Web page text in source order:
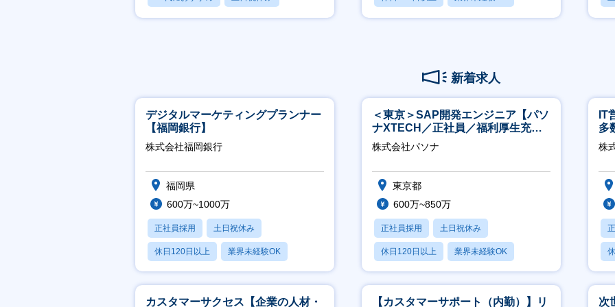
休日120日以上 産休・育休あり
新着求人
デジタルマーケティングプランナー
【福岡銀行】
株式会社福岡銀行
福岡県
600万~1000万
正社員採用 土日祝休み
休日120日以上 業界未経験OK
産休・育休あり
＜東京＞SAP開発エンジニア【パソ
ナXTECH／正社員／福利厚生充実
◎】
株式会社パソナ
東京都
600万~850万
正社員採用 土日祝休み
休日120日以上 業界未経験OK
産休・育休あり
IT
多
リ
株
カスタマーサクセス【企業の人材・ 【カスタマーサポート（内勤）】リ 次